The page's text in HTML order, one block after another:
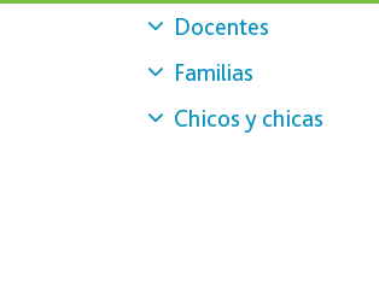
Docentes
Familias
Chicos y chicas